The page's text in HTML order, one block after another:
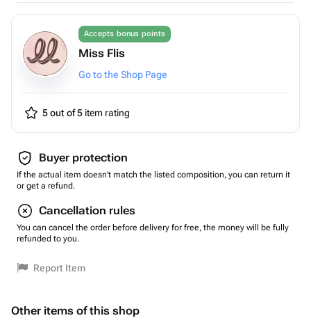
Accepts bonus points
Miss Flis
Go to the Shop Page
5 out of 5 item rating
Buyer protection
If the actual item doesn't match the listed composition, you can return it
or get a refund.
Cancellation rules
You can cancel the order before delivery for free, the money will be fully
refunded to you.
Report Item
Other items of this shop